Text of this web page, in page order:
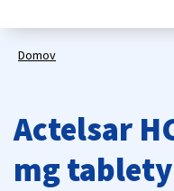
Domov
Actelsar
mg